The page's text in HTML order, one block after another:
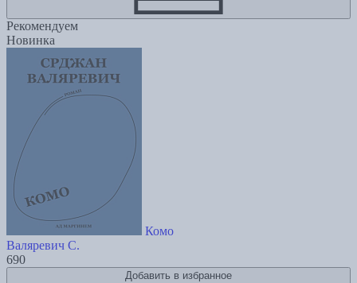
Рекомендуем
Новинка
Комо
Валяревич С.
690
Добавить в избранное